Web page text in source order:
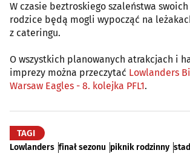
W czasie beztroskiego szaleństwa
rodzice będą mogli wypocząć na
z cateringu.
O wszystkich planowanych atrakcjach i
imprezy można przeczytać Lowlanders
Warsaw Eagles - 8. kolejka PFL1.
TAGI
Lowlanders finał sezonu piknik rodzinny